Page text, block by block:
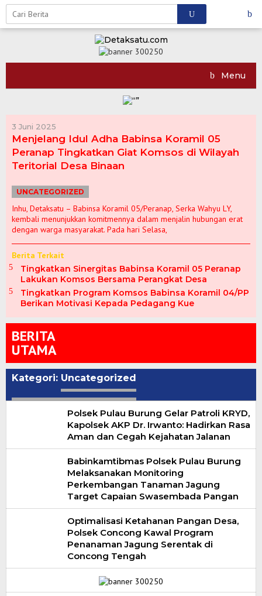
Skip
content
Menu
3 Juni 2025
Menjelang Idul Adha Babinsa Koramil 05
Peranap Tingkatkan Giat Komsos di Wilayah
Teritorial Desa Binaan
UNCATEGORIZED
Inhu, Detaksatu – Babinsa Koramil 05/Peranap, Serka Wahyu LY,
kembali menunjukkan komitmennya dalam menjalin hubungan erat
dengan warga masyarakat. Pada hari Selasa,
Berita Terkait
Tingkatkan Sinergitas Babinsa Koramil 05 Peranap
Lakukan Komsos Bersama Perangkat Desa
Tingkatkan Program Komsos Babinsa Koramil 04/PP
Berikan Motivasi Kepada Pedagang Kue
BERITA
UTAMA
Kategori: Uncategorized
Polsek Pulau Burung Gelar Patroli KRYD,
Kapolsek AKP Dr. Irwanto: Hadirkan Rasa
Aman dan Cegah Kejahatan Jalanan
Babinkamtibmas Polsek Pulau Burung
Melaksanakan Monitoring
Perkembangan Tanaman Jagung
Target Capaian Swasembada Pangan
Optimalisasi Ketahanan Pangan Desa,
Polsek Concong Kawal Program
Penanaman Jagung Serentak di
Concong Tengah